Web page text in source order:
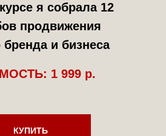
я собрала 12
продвижения
бренда и бизнеса
1 999 р.
КУПИТЬ